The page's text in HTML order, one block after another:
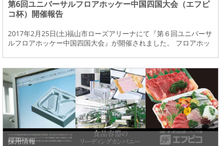
第6回ユニバーサルフロアホッケー中国四国大会（エフピ
コ杯）開催報告
2017年2月25日(土)福山市ローズアリーナにて『第６回ユニバーサ
ルフロアホッケー中国四国大会』が開催されました。 フロアホッ
採用情報